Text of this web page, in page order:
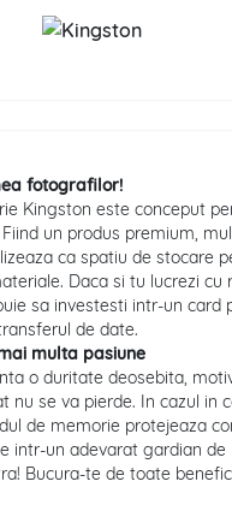
fotografilor!
Kingston este conceput
un produs premium,
ca spatiu de stocare
Daca si tu lucrezi cu
sa investesti intr-un card
de date.
multa pasiune
o duritate deosebita,
nu se va pierde. In cazul in
de memorie protejeaza
intr-un adevarat gardian de
Bucura-te de toate